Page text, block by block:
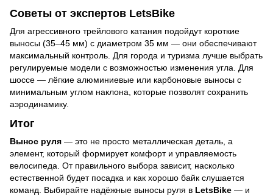
Советы от экспертов LetsBike
Для агрессивного трейлового катания подойдут короткие
выносы (35–45 мм) с диаметром 35 мм — они обеспечивают
максимальный контроль. Для города и туризма лучше выбрать
регулируемые модели с возможностью изменения угла. Для
шоссе — лёгкие алюминиевые или карбоновые выносы с
минимальным углом наклона, которые позволят сохранить
аэродинамику.
Итог
Вынос руля — это не просто металлическая деталь, а
элемент, который формирует комфорт и управляемость
велосипеда. От правильного выбора зависит, насколько
естественной будет посадка и как хорошо байк слушается
команд. Выбирайте надёжные выносы руля в LetsBike — и